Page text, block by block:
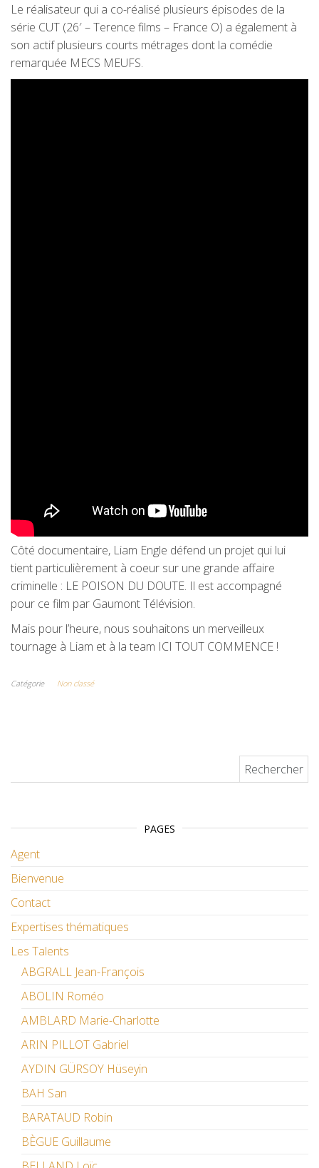
Le réalisateur qui a co-réalisé plusieurs épisodes de la
série CUT (26′ – Terence films – France O) a également à
son actif plusieurs courts métrages dont la comédie
remarquée MECS MEUFS.
Côté documentaire, Liam Engle défend un projet qui lui
tient particulièrement à coeur sur une grande affaire
criminelle : LE POISON DU DOUTE. Il est accompagné
pour ce film par Gaumont Télévision.
Mais pour l’heure, nous souhaitons un merveilleux
tournage à Liam et à la team ICI TOUT COMMENCE !
Catégorie Non classé
PAGES
Agent
Bienvenue
Contact
Expertises thématiques
Les Talents
ABGRALL Jean-François
ABOLIN Roméo
AMBLARD Marie-Charlotte
ARIN PILLOT Gabriel
AYDIN GÜRSOY Hüseyin
BAH San
BARATAUD Robin
BÈGUE Guillaume